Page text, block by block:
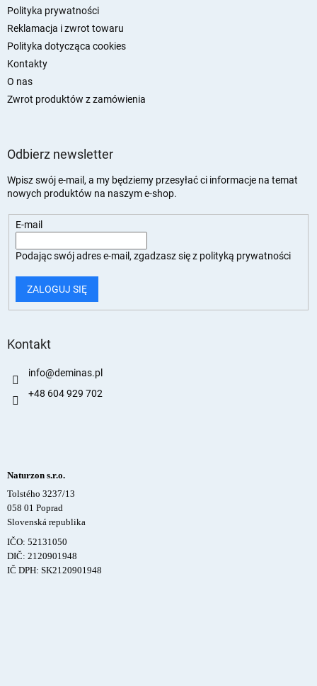
Polityka prywatności
Reklamacja i zwrot towaru
Polityka dotycząca cookies
Kontakty
O nas
Zwrot produktów z zamówienia
Odbierz newsletter
Wpisz swój e-mail, a my będziemy przesyłać ci informacje na temat
nowych produktów na naszym e-shop.
E-mail
Podając swój adres e-mail, zgadzasz się z polityką prywatności
ZALOGUJ SIĘ
Kontakt
info@deminas.pl
+48 604 929 702
Naturzon s.r.o.
Tolstého 3237/13
058 01 Poprad
Slovenská republika
IČO: 52131050
DIČ: 2120901948
IČ DPH: SK2120901948